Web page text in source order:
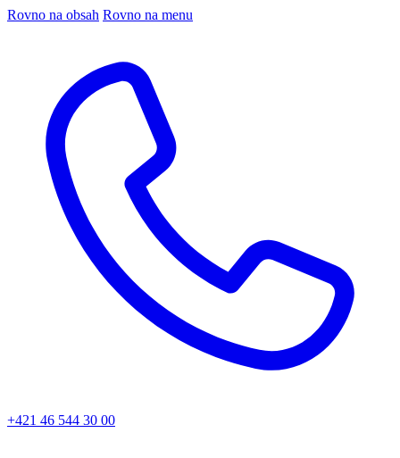
Rovno na obsah Rovno na menu
+421 46 544 30 00